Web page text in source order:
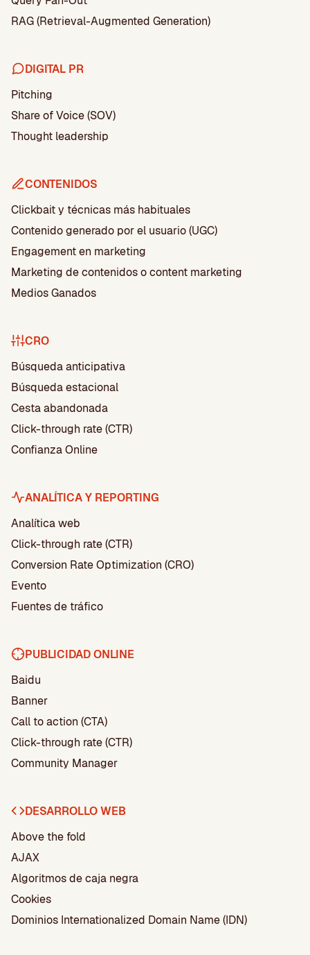
RAG (Retrieval-Augmented Generation)
DIGITAL PR
Pitching
Share of Voice (SOV)
Thought leadership
CONTENIDOS
Clickbait y técnicas más habituales
Contenido generado por el usuario (UGC)
Engagement en marketing
Marketing de contenidos o content marketing
Medios Ganados
CRO
Búsqueda anticipativa
Búsqueda estacional
Cesta abandonada
Click-through rate (CTR)
Confianza Online
ANALÍTICA Y REPORTING
Analítica web
Click-through rate (CTR)
Conversion Rate Optimization (CRO)
Evento
Fuentes de tráfico
PUBLICIDAD ONLINE
Baidu
Banner
Call to action (CTA)
Click-through rate (CTR)
Community Manager
DESARROLLO WEB
Above the fold
AJAX
Algoritmos de caja negra
Cookies
Dominios Internationalized Domain Name (IDN)